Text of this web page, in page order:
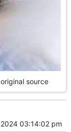
original source
03:14:02 pm